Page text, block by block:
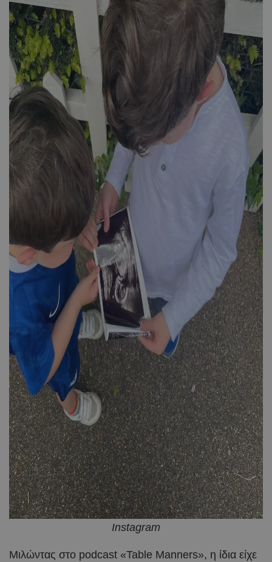
Instagram
Μιλώντας στο podcast «Table Manners», η ίδια είχε